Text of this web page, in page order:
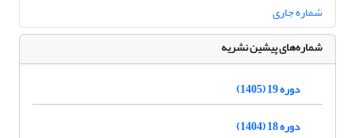
شماره جاری
شماره‌های پیشین نشریه
دوره 19 (1405)
دوره 18 (1404)